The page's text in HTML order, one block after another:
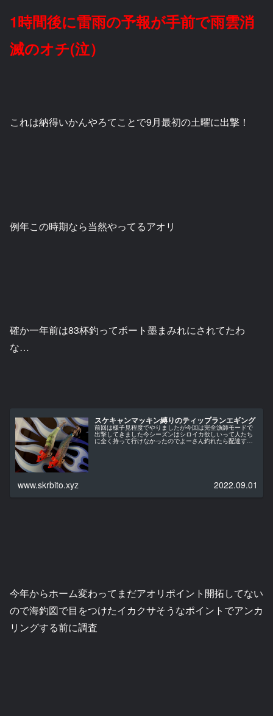
1時間後に雷雨の予報が手前で雨雲消
滅のオチ(泣）
これは納得いかんやろてことで9月最初の土曜に出撃！
例年この時期なら当然やってるアオリ
確か一年前は83杯釣ってボート墨まみれにされてたわ
な…
スケキャンマッキン縛りのティップランエギング
前回は様子見程度でやりましたが今回は完全漁師モードで
出撃してきました今シーズンはシロイカ欲しいって人たち
に全く持って行けなかったのでよーさん釣れたら配達する
www.skrbito.xyz 2022.09.01
今年からホーム変わってまだアオリポイント開拓してない
ので海釣図で目をつけたイカクサそうなポイントでアンカ
リングする前に調査